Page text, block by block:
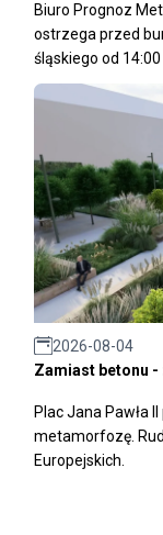
Biuro Prognoz
ostrzega przed
śląskiego od
2026-08-04
Zamiast betonu -
Plac Jana Pawła
metamorfozę.
Europejskich.